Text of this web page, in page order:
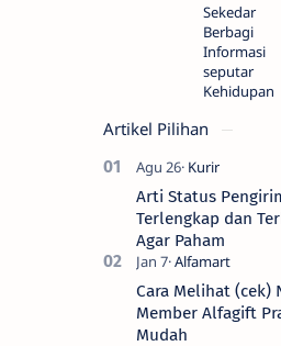
Sekedar
Berbagi
Informasi
seputar
Kehidupan
Artikel Pilihan
Arti Status
Terlengkap dan
Agar Paham
Cara Melihat (cek)
Member Alfagift
Mudah